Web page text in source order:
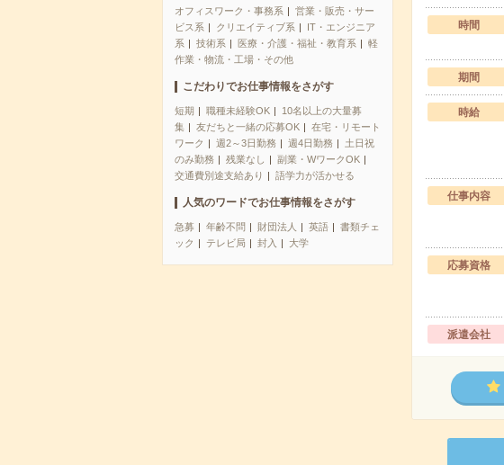
オフィスワーク・事務系
営業・販売・サー
ビス系
クリエイティブ系
IT・エンジニア
系
技術系 医療・介護・福祉・教育系
軽
作業・物流・工場・その他
こだわりでお仕事情報をさがす
短期 職種未経験OK
10名以上の大量募
集
友だちと一緒の応募OK
在宅・リモート
ワーク
週2～3日勤務 週4日勤務
土日祝
のみ勤務
残業なし
副業・WワークOK
交通費別途支給あり
語学力が活かせる
人気のワードでお仕事情報をさがす
急募 年齢不問 財団法人 英語
書類チェ
ック
テレビ局 封入 大学
時間
期間
時給
仕事内容
応募資格
派遣会社